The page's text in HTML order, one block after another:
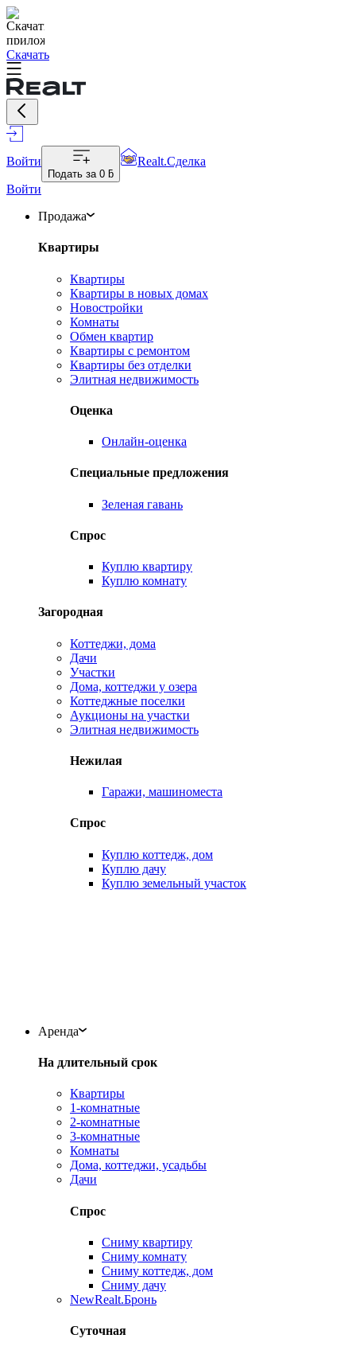
Скачать
Войти
Подать за 0 ƃ
Realt.Сделка
Войти
Продажа
Квартиры
Квартиры
Квартиры в новых домах
Новостройки
Комнаты
Обмен квартир
Квартиры с ремонтом
Квартиры без отделки
Элитная недвижимость
Оценка
Онлайн-оценка
Специальные предложения
Зеленая гавань
Спрос
Куплю квартиру
Куплю комнату
Загородная
Коттеджи, дома
Дачи
Участки
Дома, коттеджи у озера
Коттеджные поселки
Аукционы на участки
Элитная недвижимость
Нежилая
Гаражи, машиноместа
Спрос
Куплю коттедж, дом
Куплю дачу
Куплю земельный участок
Аренда
На длительный срок
Квартиры
1-комнатные
2-комнатные
3-комнатные
Комнаты
Дома, коттеджи, усадьбы
Дачи
Спрос
Сниму квартиру
Сниму комнату
Сниму коттедж, дом
Сниму дачу
NewRealt.Бронь
Суточная